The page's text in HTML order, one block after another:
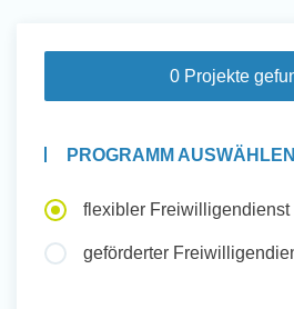
und Sozial
0 Projekte
PROGRAMM AUSWÄHLEN
flexibler Freiwilligendienst
geförderter